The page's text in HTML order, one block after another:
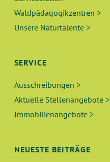
Waldpädagogikzentren >
Unsere Naturtalente >
SERVICE
Ausschreibungen >
Aktuelle Stellenangebote >
Immobilienangebote >
NEUESTE BEITRÄGE